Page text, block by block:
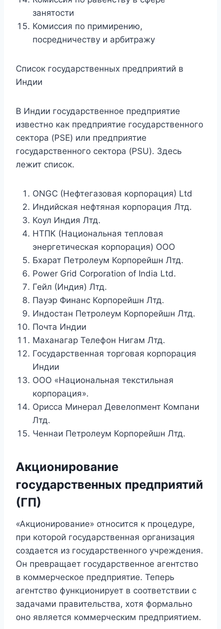
занятости
Комиссия по примирению,
посредничеству и арбитражу
Список государственных предприятий в
Индии
В Индии государственное предприятие
известно как предприятие государственного
сектора (PSE) или предприятие
государственного сектора (PSU). Здесь
лежит список.
ONGC (Нефтегазовая корпорация) Ltd
Индийская нефтяная корпорация Лтд.
Коул Индия Лтд.
НТПК (Национальная тепловая
энергетическая корпорация) ООО
Бхарат Петролеум Корпорейшн Лтд.
Power Grid Corporation of India Ltd.
Гейл (Индия) Лтд.
Пауэр Финанс Корпорейшн Лтд.
Индостан Петролеум Корпорейшн Лтд.
Почта Индии
Маханагар Телефон Нигам Лтд.
Государственная торговая корпорация
Индии
ООО «Национальная текстильная
корпорация».
Орисса Минерал Девелопмент Компани
Лтд.
Ченнаи Петролеум Корпорейшн Лтд.
Акционирование
государственных предприятий
(ГП)
«Акционирование» относится к процедуре,
при которой государственная организация
создается из государственного учреждения.
Он превращает государственное агентство
в коммерческое предприятие. Теперь
агентство функционирует в соответствии с
задачами правительства, хотя формально
оно является коммерческим предприятием.